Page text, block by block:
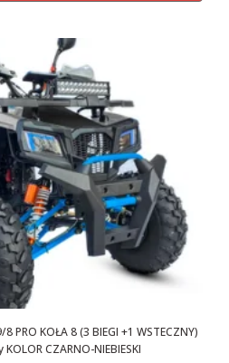
zł.
000,00 zł.
PRO KOŁA 8 (3 BIEGI +1 WSTECZNY)
CZARNO-NIEBIESKI